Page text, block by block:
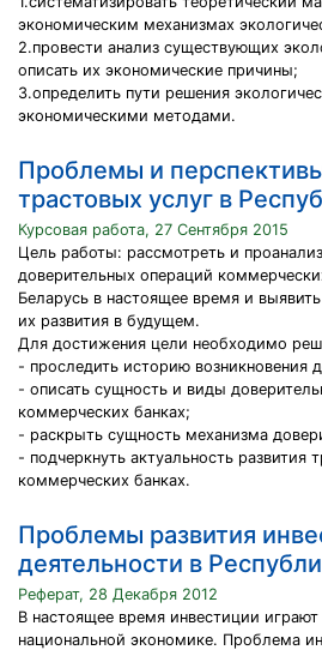
экономическим механизмах
2.провести анализ существующих
описать их экономические причины;
3.определить пути решения
экономическими методами.
Проблемы и
трастовых услуг в
Курсовая работа, 27 Сентября 2015
Цель работы: рассмотреть и
доверительных операций
Беларусь в настоящее время и
их развития в будущем.
Для достижения цели необходимо
- проследить историю возникновения
- описать сущность и виды
коммерческих банках;
- раскрыть сущность механизма
- подчеркнуть актуальность развития
коммерческих банках.
Проблемы развития
деятельности в
Реферат, 28 Декабря 2012
В настоящее время инвестиции
национальной экономике. Проблема